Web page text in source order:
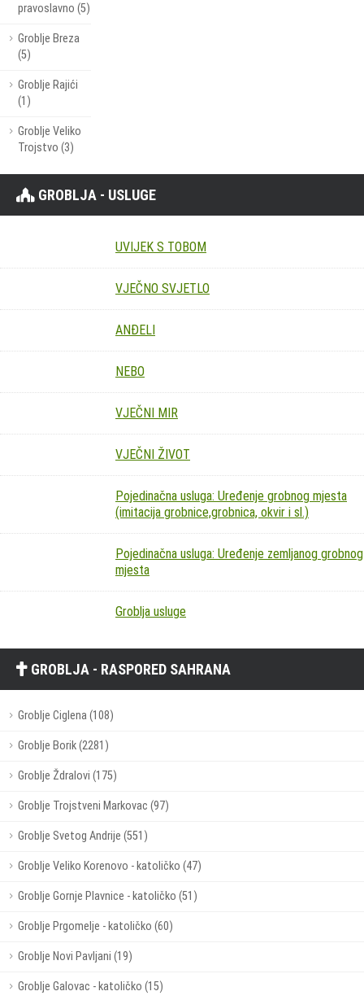
pravoslavno (5)
Groblje Breza
(5)
Groblje Rajići
(1)
Groblje Veliko
Trojstvo (3)
GROBLJA - USLUGE
UVIJEK S TOBOM
VJEČNO SVJETLO
ANĐELI
NEBO
VJEČNI MIR
VJEČNI ŽIVOT
Pojedinačna usluga: Uređenje grobnog mjesta
(imitacija grobnice,grobnica, okvir i sl.)
Pojedinačna usluga: Uređenje zemljanog grobnog
mjesta
Groblja usluge
GROBLJA - RASPORED SAHRANA
Groblje Ciglena (108)
Groblje Borik (2281)
Groblje Ždralovi (175)
Groblje Trojstveni Markovac (97)
Groblje Svetog Andrije (551)
Groblje Veliko Korenovo - katoličko (47)
Groblje Gornje Plavnice - katoličko (51)
Groblje Prgomelje - katoličko (60)
Groblje Novi Pavljani (19)
Groblje Galovac - katoličko (15)